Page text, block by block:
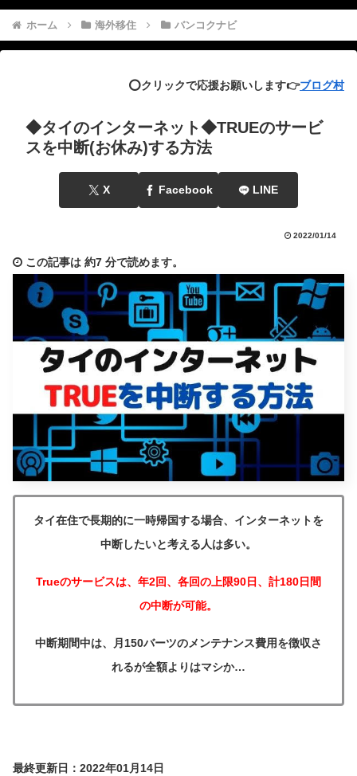
ホーム 海外移住 バンコクナビ
⭕️クリックで応援お願いします👉ブログ村
◆タイのインターネット◆TRUEのサービ
スを中断(お休み)する方法
X Facebook LINE
2022/01/14
この記事は 約7 分で読めます。
タイ在住で長期的に一時帰国する場合、インターネットを
中断したいと考える人は多い。
Trueのサービスは、年2回、各回の上限90日、計180日間
の中断が可能。
中断期間中は、月150バーツのメンテナンス費用を徴収さ
れるが全額よりはマシか…
最終更新日：2022年01月14日